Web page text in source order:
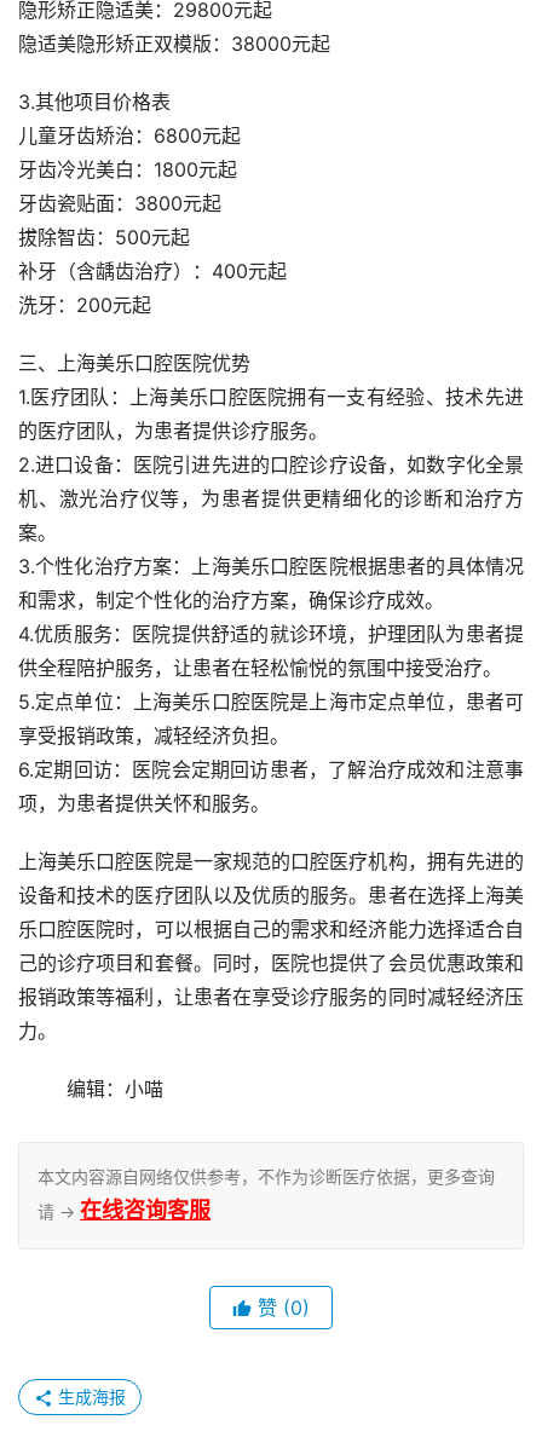
隐形矫正隐适美：29800元起
隐适美隐形矫正双模版：38000元起
3.其他项目价格表
儿童牙齿矫治：6800元起
牙齿冷光美白：1800元起
牙齿瓷贴面：3800元起
拔除智齿：500元起
补牙（含龋齿治疗）：400元起
洗牙：200元起
三、上海美乐口腔医院优势
1.医疗团队：上海美乐口腔医院拥有一支有经验、技术先进
的医疗团队，为患者提供诊疗服务。
2.进口设备：医院引进先进的口腔诊疗设备，如数字化全景
机、激光治疗仪等，为患者提供更精细化的诊断和治疗方
案。
3.个性化治疗方案：上海美乐口腔医院根据患者的具体情况
和需求，制定个性化的治疗方案，确保诊疗成效。
4.优质服务：医院提供舒适的就诊环境，护理团队为患者提
供全程陪护服务，让患者在轻松愉悦的氛围中接受治疗。
5.定点单位：上海美乐口腔医院是上海市定点单位，患者可
享受报销政策，减轻经济负担。
6.定期回访：医院会定期回访患者，了解治疗成效和注意事
项，为患者提供关怀和服务。
上海美乐口腔医院是一家规范的口腔医疗机构，拥有先进的
设备和技术的医疗团队以及优质的服务。患者在选择上海美
乐口腔医院时，可以根据自己的需求和经济能力选择适合自
己的诊疗项目和套餐。同时，医院也提供了会员优惠政策和
报销政策等福利，让患者在享受诊疗服务的同时减轻经济压
力。
	编辑：小喵
本文内容源自网络仅供参考，不作为诊断医疗依据，更多查询
请 → 在线咨询客服
赞 (0)
生成海报